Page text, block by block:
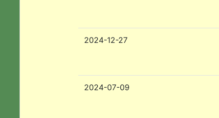
2024-12-27
2024-07-09